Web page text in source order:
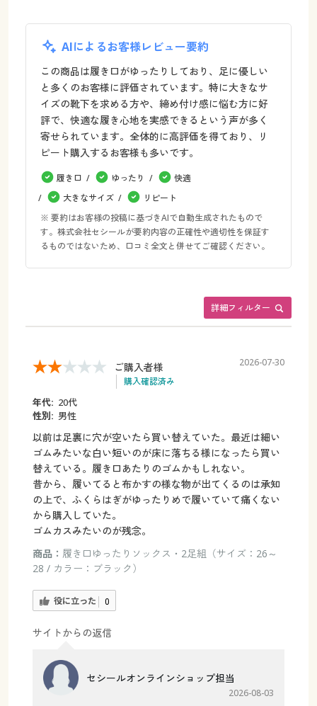
AIによるお客様レビュー要約
この商品は履き口がゆったりしており、足に優しい
と多くのお客様に評価されています。特に大きなサ
イズの靴下を求める方や、締め付け感に悩む方に好
評で、快適な履き心地を実感できるという声が多く
寄せられています。全体的に高評価を得ており、リ
ピート購入するお客様も多いです。
履き口 ゆったり
快適
大きなサイズ
リピート
※ 要約はお客様の投稿に基づきAIで自動生成されたもので
す。株式会社セシールが要約内容の正確性や適切性を保証す
るものではないため、口コミ全文と併せてご確認ください。
詳細フィルター
ご購入者様
購入確認済み
2026-07-30
年代: 20代
性別: 男性
以前は足裏に穴が空いたら買い替えていた。最近は細い
ゴムみたいな白い短いのが床に落ちる様になったら買い
替えている。履き口あたりのゴムかもしれない。
昔から、履いてると布かすの様な物が出てくるのは承知
の上で、ふくらはぎがゆったりめで履いていて痛くない
から購入していた。
ゴムカスみたいのが残念。
商品： 履き口ゆったりソックス・2足組（サイズ：26～
28 / カラー：ブラック）
役に立った 0
サイトからの返信
セシールオンラインショップ担当
2026-08-03